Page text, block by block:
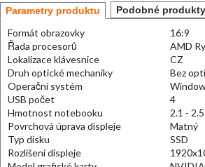
Parametry produktu Podobné produkty
Formát obrazovky
16:9
Řada procesorů
AMD
Lokalizace klávesnice
CZ
Druh optické mechaniky
Bez
Operační systém
USB počet
4
Hmotnost notebooku
2.1 -
Povrchová úprava displeje
Matný
Typ disku
SSD
Rozlišení displeje